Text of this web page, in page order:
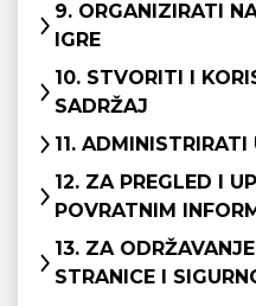
9. ORGANIZIRATI
IGRE
10. STVORITI I
SADRŽAJ
11. ADMINISTRIRATI
12. ZA PREGLED I
POVRATNIM
13. ZA
STRANICE I